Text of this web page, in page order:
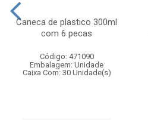
Caneca de plastico 300ml
com 6 pecas
Código: 471090
Embalagem: Unidade
Caixa Com: 30 Unidade(s)